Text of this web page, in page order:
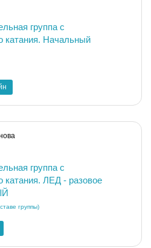
группа с
катания. Начальный
группа с
катания. ЛЕД - разовое
группы)